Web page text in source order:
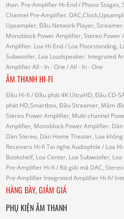
than. Pre-Amplifier Hi-End/ Phono
Channel Pre-Amplifier.
Upsampler, Đầu Network Player, Streamer.
Monoblock Power Amplifier, Stereo
Amplifier. Loa Hi-End/ Loa Floorstanding,
Subwoofer, Loa Loudspeaker. Integrated
AmplifierAll - In - One / All - In - One
ÂM THANH HI-FI
Đầu Hi-fi / Đầu phát 4K UltraHD, Đầu CD-
phát HD,Smartbox, Đầu Streamer, Mâm
Stereo Power Amplifier, Multi-channel
Amplifier, Monoblock Power Amplifier.
Dàn Stereo, Dàn Home Theater, Loa không
Receivers Hi-fi Tai nghe Audiophile / Loa
Bookshelf, Loa Center, Loa Subwoofer,
Pre-Amplifier Hi-fi / Bộ giải mã DAC,
Pre-Amplifier Integrated Amplifier Hi-fi/
HÀNG BÀY, GIẢM GIÁ
PHỤ KIỆN ÂM THANH